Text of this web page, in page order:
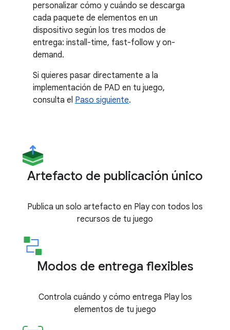
personalizar cómo y cuándo se descarga
cada paquete de elementos en un
dispositivo según los tres modos de
entrega: install-time, fast-follow y on-
demand.
Si quieres pasar directamente a la
implementación de PAD en tu juego,
consulta el Paso siguiente.
Artefacto de publicación único
Publica un solo artefacto en Play con todos los
recursos de tu juego
Modos de entrega flexibles
Controla cuándo y cómo entrega Play los
elementos de tu juego